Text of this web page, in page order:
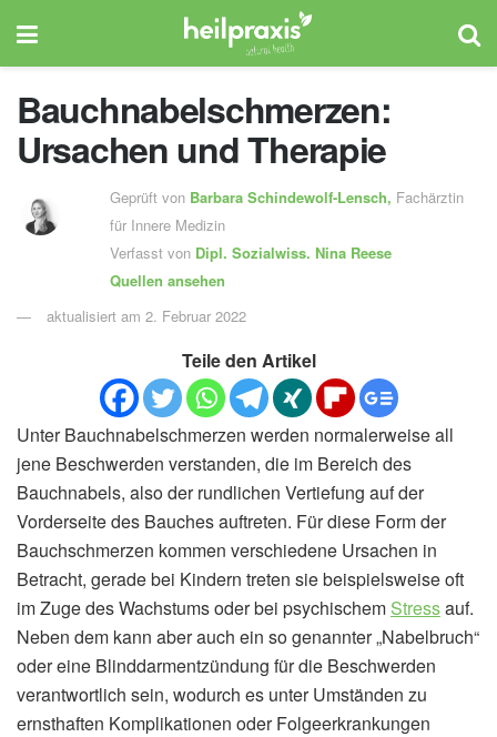
Bauchnabelschmerzen:
Ursachen und Therapie
Geprüft von Barbara Schindewolf-Lensch, Fachärztin
für Innere Medizin
Verfasst von Dipl. Sozialwiss. Nina Reese
Quellen ansehen
aktualisiert am 2. Februar 2022
Teile den Artikel
Unter Bauchnabelschmerzen werden normalerweise all
jene Beschwerden verstanden, die im Bereich des
Bauchnabels, also der rundlichen Vertiefung auf der
Vorderseite des Bauches auftreten. Für diese Form der
Bauchschmerzen kommen verschiedene Ursachen in
Betracht, gerade bei Kindern treten sie beispielsweise oft
im Zuge des Wachstums oder bei psychischem Stressauf.
Neben dem kann aber auch ein so genannter „Nabelbruch“
oder eine Blinddarmentzündung für die Beschwerden
verantwortlich sein, wodurch es unter Umständen zu
ernsthaften Komplikationen oder Folgeerkrankungen